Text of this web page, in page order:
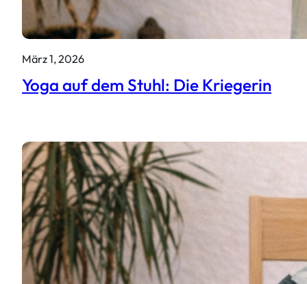
März 1, 2026
Yoga auf dem Stuhl: Die Kriegerin